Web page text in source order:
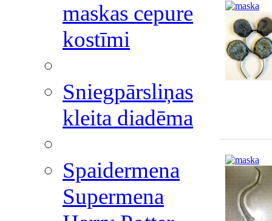
maskas cepure
kostīmi
Sniegpārsliņas
kleita diadēma
Spaidermena
Supermena